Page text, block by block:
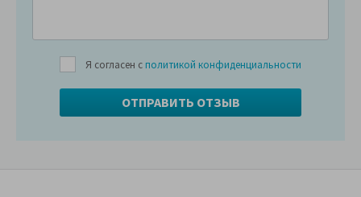
Я согласен с политикой конфиденциальности